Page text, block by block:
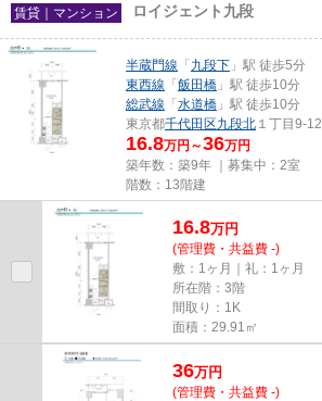
賃貸｜マンション ロイジェント九段
半蔵門線 「 九段下 」駅 徒歩5分
東西線 「 飯田橋 」駅 徒歩10分
総武線 「 水道橋 」駅 徒歩10分
東京都千代田区九段北 １丁目9-12
16.8万円～36万円
築年数：築9年 ｜募集中： 2室
階数：13階建
16.8万円
(管理費・共益費 -)
敷：1ヶ月｜礼：1ヶ月
所在階：3階
間取り：1K
面積：29.91㎡
36万円
(管理費・共益費 -)